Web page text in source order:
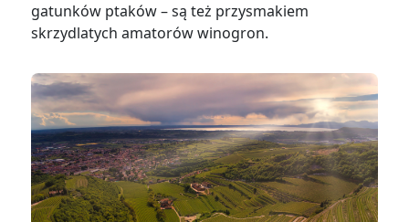
gatunków ptaków – są też przysmakiem
skrzydlatych amatorów winogron.